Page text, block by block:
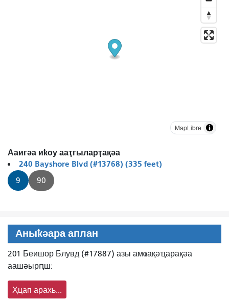
MapLibre
Ааигәа иҟоу ааҭгыларҭақәа
240 Bayshore Blvd (#13768) (335 feet)
9 90
Аныҟәара аплан
201 Беишор Блувд (#17887) азы амҩақәҵарақәа
аашәырԥш:
Ҳцап арахь...